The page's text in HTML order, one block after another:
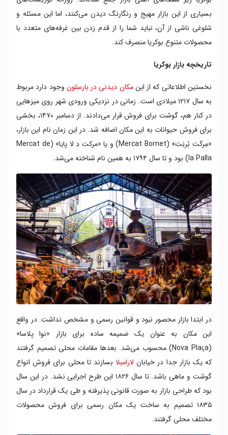
بسیاری از این بازار مهیج و رنگارنگ دیدن می‌کنند، اما این مسئله و
شلوغی ناشی از آن، نباید شما را از قدم زدن بین غرفه‌های متعدد با
محصولات متنوع بوکریا منصرف کند.
تاریخچه بازار بوکریا
نخستین اطلاعاتی که از اینمکان دیدنی در بارسلون وجود دارد مربوط
به سال ۱۲۱۷ میلادی است. زمانی در نزدیکی ورودی شهر روی میزهایی
در کنار هم، گوشت برای فروش قرار می‌دادند. از دسامبر ۱۴۷۰، بخشی
برای فروش حیوانات به این مکان اضافه شد. در این زمان نام این بازار،
«مِرکَت بُرنِت» (Mercat Bornet) و یا «مرکت دِ لا پایا» (Mercat de
la Palla) بود و تا سال ۱۷۹۴ به همین نام شناخته می‌شد.
در ابتدا بازار محصور نبود و قوانین رسمی و مشخص نداشت. در واقع
این مکان به عنوان یک ضمیمه ساده برای بازار «نوا پلاسا»
(Nova Plaça) محسوب می‌شد. بعدها مقامات محلی تصمیم گرفتند
که یک بازار جدا در خیابان لارامبلا بسازند تا محلی برای فروش انواع
گوشت و ماهی باشد. تا سال ۱۸۲۶ این طرح اجرایی نشد. در این سال
بود که طراحی بازار به صورت قانونی پذیرفته و طی یک قرارداد در سال
۱۸۳۵ تصمیم به ساخت یک مکان رسمی برای فروش محصولات
مختلف محلی گرفتند.